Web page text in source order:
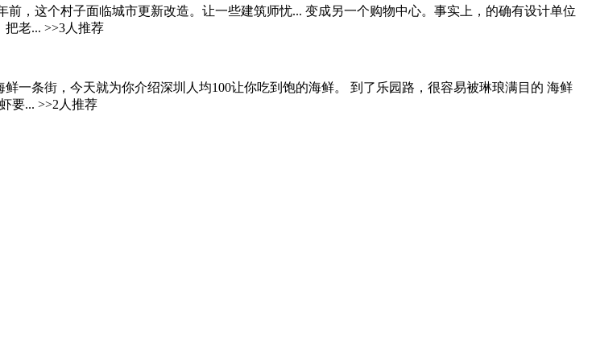
，这个村子面临城市更新改造。让一些建筑师忧... 变成另一个购物中心。事实上，的确有设计单位
老... >>3人推荐
一条街，今天就为你介绍深圳人均100让你吃到饱的海鲜。 到了乐园路，很容易被琳琅满目的 海鲜
要... >>2人推荐